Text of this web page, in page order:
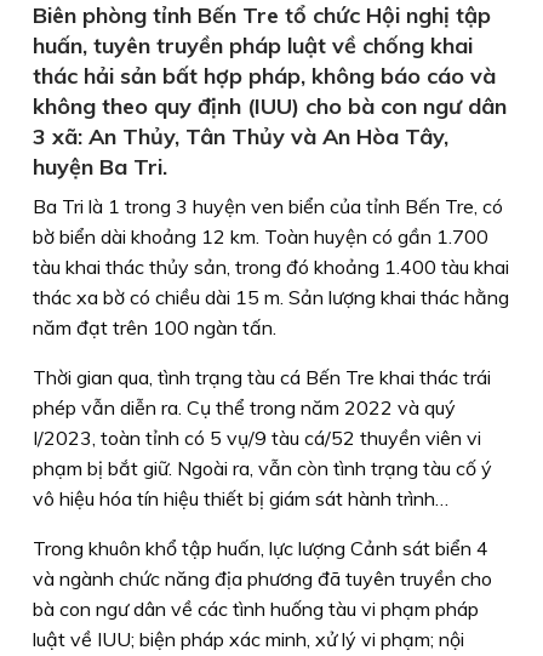
Biên phòng tỉnh Bến Tre tổ chức Hội nghị tập
huấn, tuyên truyền pháp luật về chống khai
thác hải sản bất hợp pháp, không báo cáo và
không theo quy định (IUU) cho bà con ngư dân
3 xã: An Thủy, Tân Thủy và An Hòa Tây,
huyện Ba Tri.
Ba Tri là 1 trong 3 huyện ven biển của tỉnh Bến Tre, có
bờ biển dài khoảng 12 km. Toàn huyện có gần 1.700
tàu khai thác thủy sản, trong đó khoảng 1.400 tàu khai
thác xa bờ có chiều dài 15 m. Sản lượng khai thác hằng
năm đạt trên 100 ngàn tấn.
Thời gian qua, tình trạng tàu cá Bến Tre khai thác trái
phép vẫn diễn ra. Cụ thể trong năm 2022 và quý
I/2023, toàn tỉnh có 5 vụ/9 tàu cá/52 thuyền viên vi
phạm bị bắt giữ. Ngoài ra, vẫn còn tình trạng tàu cố ý
vô hiệu hóa tín hiệu thiết bị giám sát hành trình…
Trong khuôn khổ tập huấn, lực lượng Cảnh sát biển 4
và ngành chức năng địa phương đã tuyên truyền cho
bà con ngư dân về các tình huống tàu vi phạm pháp
luật về IUU; biện pháp xác minh, xử lý vi phạm; nội